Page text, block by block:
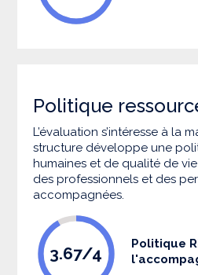
Politique
L’évaluation s’intéresse à la
structure développe une
humaines et de qualité de
des professionnels et des
accompagnées.
3.67/4
Politique